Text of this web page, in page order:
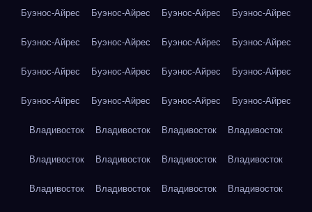
Буэнос-Айрес Буэнос-Айрес Буэнос-Айрес Буэнос-Айрес
Буэнос-Айрес Буэнос-Айрес Буэнос-Айрес Буэнос-Айрес
Буэнос-Айрес Буэнос-Айрес Буэнос-Айрес Буэнос-Айрес
Буэнос-Айрес Буэнос-Айрес Буэнос-Айрес Буэнос-Айрес
Владивосток Владивосток Владивосток Владивосток
Владивосток Владивосток Владивосток Владивосток
Владивосток Владивосток Владивосток Владивосток